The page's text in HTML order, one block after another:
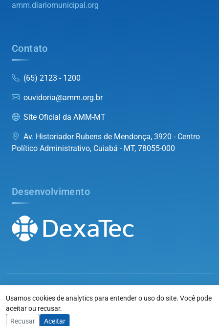
amm.diariomunicipal.org
Contato
(65) 2123 - 1200
ouvidoria@amm.org.br
Site Oficial da AMM-MT
Av. Historiador Rubens de Mendonça, 3920 - Centro
Político Administrativo, Cuiabá - MT, 78055-000
Desenvolvimento
direitos reservados.
Usamos cookies de analytics para entender o uso do site. Você pode
aceitar ou recusar.
Recusar
Aceitar